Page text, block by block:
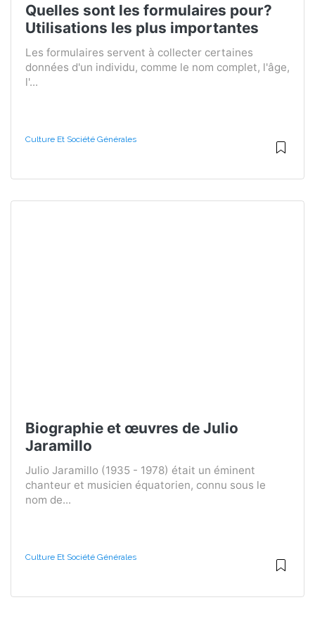
Quelles sont les formulaires pour?
Utilisations les plus importantes
Les formulaires servent à collecter certaines
données d'un individu, comme le nom complet, l'âge,
l'...
Culture Et Société Générales
Biographie et œuvres de Julio
Jaramillo
Julio Jaramillo (1935 - 1978) était un éminent
chanteur et musicien équatorien, connu sous le
nom de...
Culture Et Société Générales